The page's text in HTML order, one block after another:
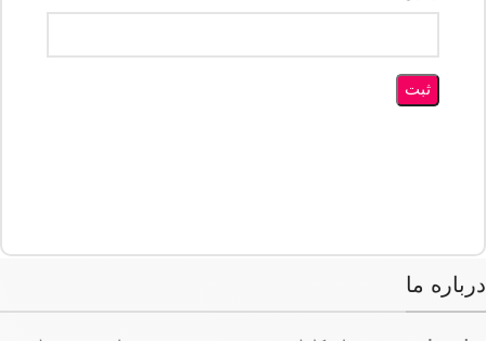
درباره ما